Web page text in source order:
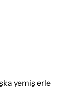
yemişlerle